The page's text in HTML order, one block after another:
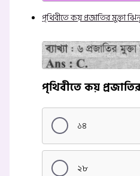
পৃথিবীতে কয় প্রজাতির মুক্তা
পৃথিবীতে কয়
১৪
২৮